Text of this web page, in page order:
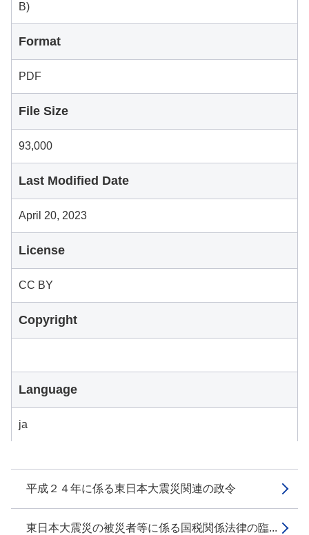
平成２４年に係る東日本大震災関連の政令
東日本大震災の被災者等に係る国税関係法律の臨...
B)
Format
PDF
File Size
93,000
Last Modified Date
April 20, 2023
License
CC BY
Copyright
Language
ja